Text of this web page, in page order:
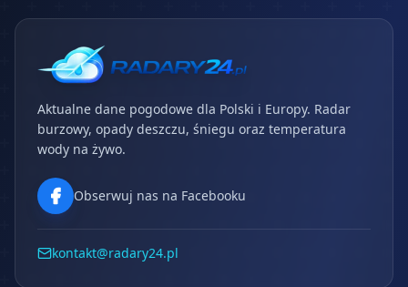
Aktualne dane pogodowe dla Polski i Europy. Radar
burzowy, opady deszczu, śniegu oraz temperatura
wody na żywo.
Obserwuj nas na Facebooku
kontakt@radary24.pl